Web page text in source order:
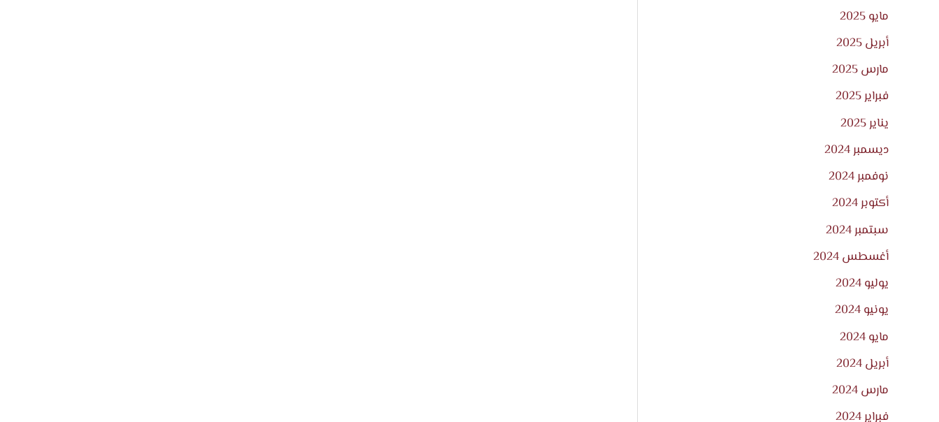
مايو 2025
أبريل 2025
مارس 2025
فبراير 2025
يناير 2025
ديسمبر 2024
نوفمبر 2024
أكتوبر 2024
سبتمبر 2024
أغسطس 2024
يوليو 2024
يونيو 2024
مايو 2024
أبريل 2024
مارس 2024
فبراير 2024